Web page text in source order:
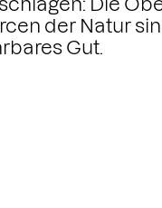
der Natur
Gut.